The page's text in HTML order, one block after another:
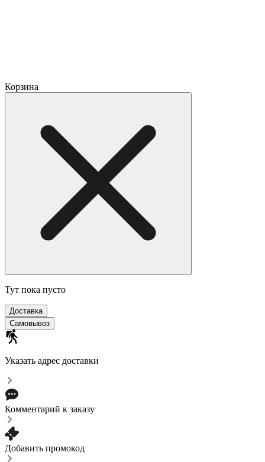
Корзина
Тут пока пусто
Доставка
Самовывоз
Указать адрес доставки
Комментарий к заказу
Добавить промокод